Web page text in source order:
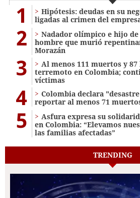
1
Hipótesis: deudas en su
ligadas al crimen del
2
Nadador olímpico e hijo
hombre que murió
Morazán
3
Al menos 111 muertos y
terremoto en Colombia;
víctimas
4
Colombia declara
reportar al menos 71
5
Asfura expresa su
en Colombia: “Elevamos
las familias afectadas”
TRENDING